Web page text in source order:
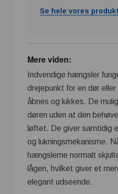
Se hele vores
Mere viden:
Indvendige hængsler
drejepunkt for en dør
åbnes og lukkes. De
døren uden at den
løftet. De giver samtidig
og lukningsmekanisme.
hængslerne normalt
lågen, hvilket giver et
elegant udseende.